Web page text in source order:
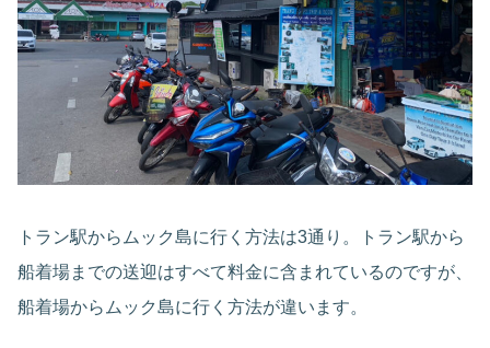
トラン駅からムック島に行く方法は3通り。トラン駅から
船着場までの送迎はすべて料金に含まれているのですが、
船着場からムック島に行く方法が違います。